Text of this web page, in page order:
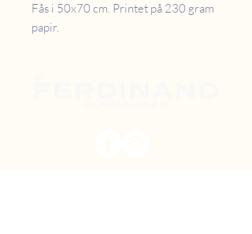
Fås i 50x70 cm. Printet på 230 gram
papir.